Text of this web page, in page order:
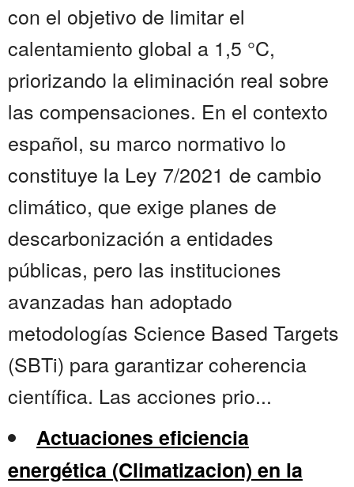
con el objetivo de limitar el
calentamiento global a 1,5 °C,
priorizando la eliminación real sobre
las compensaciones. En el contexto
español, su marco normativo lo
constituye la Ley 7/2021 de cambio
climático, que exige planes de
descarbonización a entidades
públicas, pero las instituciones
avanzadas han adoptado
metodologías Science Based Targets
(SBTi) para garantizar coherencia
científica. Las acciones prio...
Actuaciones eficiencia
energética (Climatizacion) en la